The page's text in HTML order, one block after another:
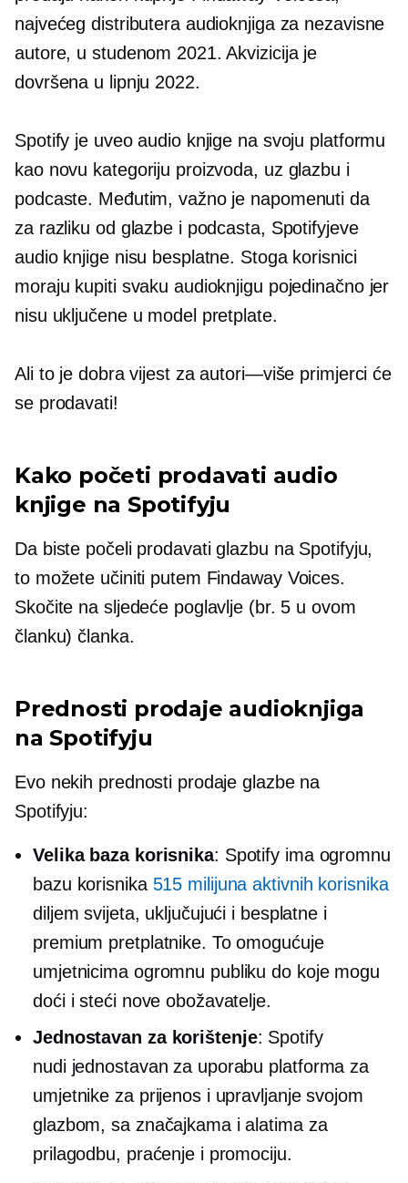
najvećeg distributera audioknjiga za nezavisne
autore, u studenom 2021. Akvizicija je
dovršena u lipnju 2022.
Spotify je uveo audio knjige na svoju platformu
kao novu kategoriju proizvoda, uz glazbu i
podcaste. Međutim, važno je napomenuti da
za razliku od glazbe i podcasta, Spotifyjeve
audio knjige nisu besplatne. Stoga korisnici
moraju kupiti svaku audioknjigu pojedinačno jer
nisu uključene u model pretplate.
Ali to je dobra vijest zaautori—više primjerci će
se prodavati!
Kako početi prodavati audio
knjige na Spotifyju
Da biste počeli prodavati glazbu na Spotifyju,
to možete učiniti putem Findaway Voices.
Skočite na sljedeće poglavlje (br. 5 u ovom
članku) članka.
Prednosti prodaje audioknjiga
na Spotifyju
Evo nekih prednosti prodaje glazbe na
Spotifyju:
Velika baza korisnika: Spotify ima ogromnu
bazu korisnika 515 milijuna aktivnih korisnika
diljem svijeta, uključujući i besplatne i
premium pretplatnike. To omogućuje
umjetnicima ogromnu publiku do koje mogu
doći i steći nove obožavatelje.
Jednostavan za korištenje: Spotify
nudi jednostavan za uporabu platforma za
umjetnike za prijenos i upravljanje svojom
glazbom, sa značajkama i alatima za
prilagodbu, praćenje i promociju.